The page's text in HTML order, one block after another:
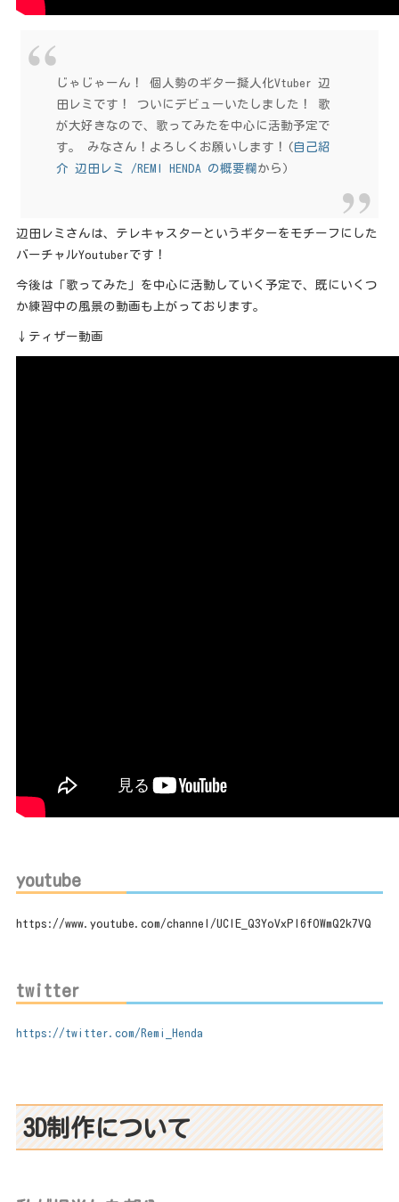
じゃじゃーん！ 個人勢のギター擬人化Vtuber 辺
田レミです！ ついにデビューいたしました！ 歌
が大好きなので、歌ってみたを中心に活動予定で
す。 みなさん！よろしくお願いします！(自己紹
介 辺田レミ /REMI HENDA の概要欄から)
辺田レミさんは、テレキャスターというギターをモチーフにした
バーチャルYoutuberです！
今後は「歌ってみた」を中心に活動していく予定で、既にいくつ
か練習中の風景の動画も上がっております。
↓ティザー動画
youtube
https://www.youtube.com/channel/UCIE_Q3YoVxPI6fOWmQ2k7VQ
twitter
https://twitter.com/Remi_Henda
3D制作について